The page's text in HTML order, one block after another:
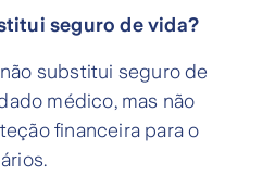
seguro de vida?
substitui seguro de
médico, mas não
financeira para o